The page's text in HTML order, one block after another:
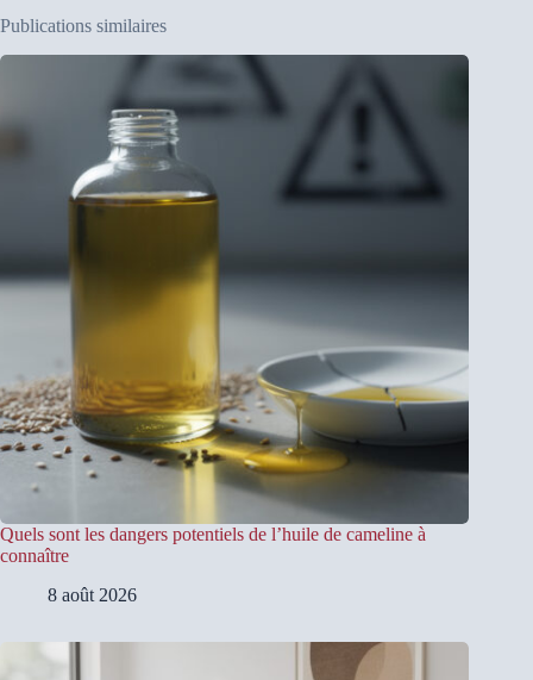
Publications similaires
Quels sont les dangers potentiels de l’huile de cameline à
connaître
8 août 2026